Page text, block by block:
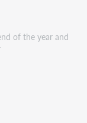
of the year and